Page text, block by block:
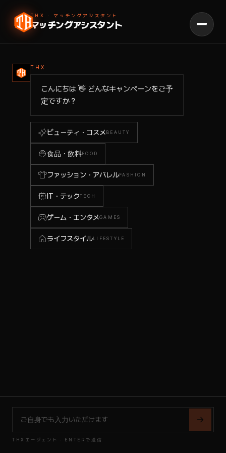
THX · マッチングアシスタント
マッチングアシスタント
THX
こんにちは 👋 どんなキャンペーンをご予
定ですか？
ビューティ・コスメBEAUTY
食品・飲料FOOD
ファッション・アパレルFASHION
IT・テックTECH
ゲーム・エンタメGAMES
ライフスタイルLIFESTYLE
THXエージェント · ENTERで送信